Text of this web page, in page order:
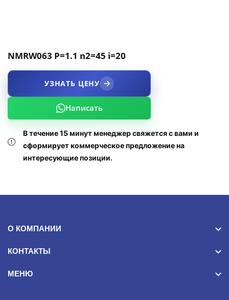
NMRW063 P=1.1 n2=45 i=20
УЗНАТЬ ЦЕНУ
Написать
В течение 15 минут менеджер свяжется с вами и
сформирует коммерческое предложение на
интересующие позиции.
О КОМПАНИИ
КОНТАКТЫ
МЕНЮ